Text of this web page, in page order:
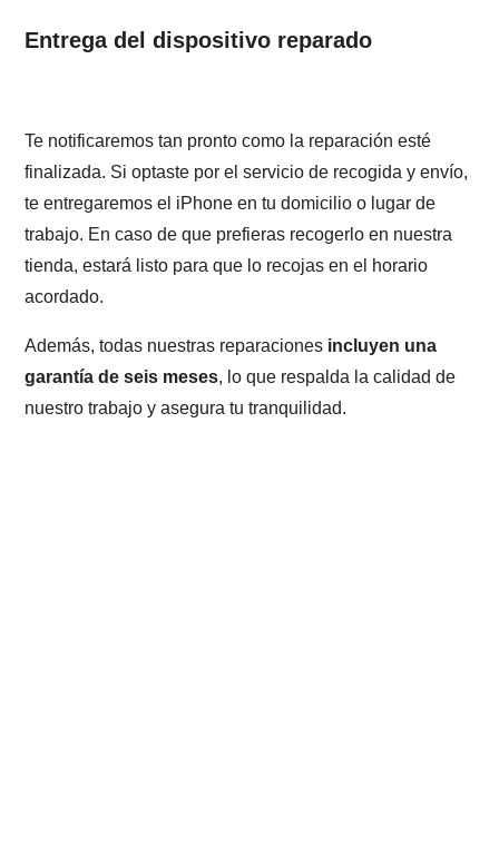
Entrega del dispositivo reparado
Te notificaremos tan pronto como la reparación esté
finalizada. Si optaste por el servicio de recogida y envío,
te entregaremos el iPhone en tu domicilio o lugar de
trabajo. En caso de que prefieras recogerlo en nuestra
tienda, estará listo para que lo recojas en el horario
acordado.
Además, todas nuestras reparaciones incluyen una
garantía de seis meses, lo que respalda la calidad de
nuestro trabajo y asegura tu tranquilidad.